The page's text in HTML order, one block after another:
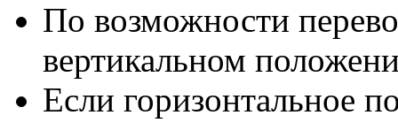
По возможности
вертикальном
Если горизонтальное